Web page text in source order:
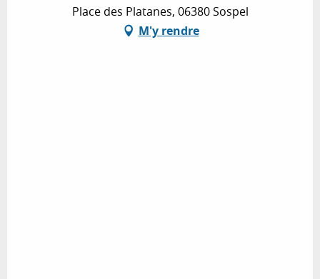
Place des Platanes, 06380 Sospel
M'y rendre